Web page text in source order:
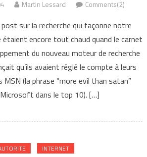
Martin Lessard Comments(2)
sur la recherche qui façonne notre
encore tout chaud quand le carnet
du nouveau moteur de recherche
qu’ils avaient réglé le compte à leurs
MSN (la phrase “more evil than satan”
dans le top 10). […]
INTERNET